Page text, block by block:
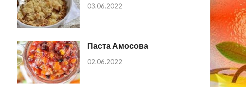
03.06.2022
Паста Амосова
02.06.2022